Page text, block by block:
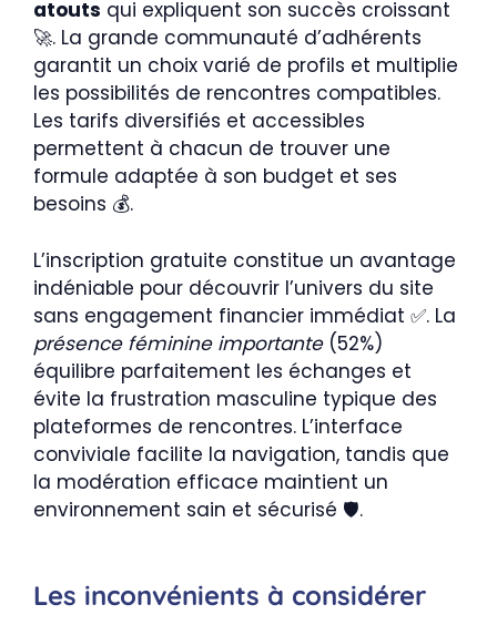
atouts qui expliquent son succès croissant
🚀. La grande communauté d’adhérents
garantit un choix varié de profils et multiplie
les possibilités de rencontres compatibles.
Les tarifs diversifiés et accessibles
permettent à chacun de trouver une
formule adaptée à son budget et ses
besoins 💰.
L’inscription gratuite constitue un avantage
indéniable pour découvrir l’univers du site
sans engagement financier immédiat ✅. La
présence féminine importante(52%)
équilibre parfaitement les échanges et
évite la frustration masculine typique des
plateformes de rencontres. L’interface
conviviale facilite la navigation, tandis que
la modération efficace maintient un
environnement sain et sécurisé 🛡️.
Les inconvénients à considérer